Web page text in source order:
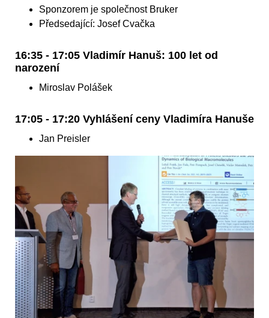
Sponzorem je společnost Bruker
Předsedající: Josef Cvačka
16:35 - 17:05 Vladimír Hanuš: 100 let od
narození
Miroslav Polášek
17:05 - 17:20 Vyhlášení ceny Vladimíra Hanuše
Jan Preisler